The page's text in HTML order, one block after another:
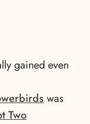
gained even
was
Two